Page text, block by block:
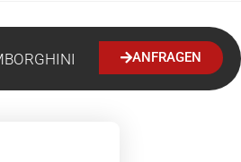
ANFRAGEN